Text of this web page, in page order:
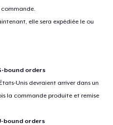
commande.
elle sera expédiée le ou
bound orders
Unis devraient arriver dans un
la commande produite et remise
bound orders